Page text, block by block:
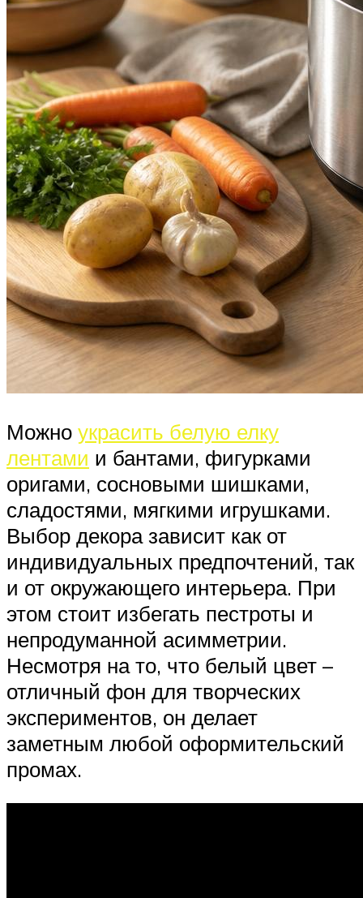
Можно украсить белую елку
лентами и бантами, фигурками
оригами, сосновыми шишками,
сладостями, мягкими игрушками.
Выбор декора зависит как от
индивидуальных предпочтений, так
и от окружающего интерьера. При
этом стоит избегать пестроты и
непродуманной асимметрии.
Несмотря на то, что белый цвет –
отличный фон для творческих
экспериментов, он делает
заметным любой оформительский
промах.